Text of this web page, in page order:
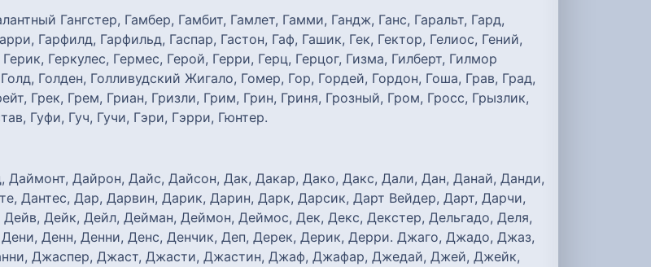
Гангстер, Гамбер, Гамбит, Гамлет, Гамми, Гандж, Ганс, Гаральт, Гард,
Гарфилд, Гарфильд, Гаспар, Гастон, Гаф, Гашик, Гек, Гектор, Гелиос, Гений,
Геркулес, Гермес, Герой, Герри, Герц, Герцог, Гизма, Гилберт, Гилмор
Голден, Голливудский Жигало, Гомер, Гор, Гордей, Гордон, Гоша, Грав, Град,
Грек, Грем, Гриан, Гризли, Грим, Грин, Гриня, Грозный, Гром, Гросс, Грызлик,
Гуфи, Гуч, Гучи, Гэри, Гэрри, Гюнтер.
Дайрон, Дайс, Дайсон, Дак, Дакар, Дако, Дакс, Дали, Дан, Данай, Данди,
Дантес, Дар, Дарвин, Дарик, Дарин, Дарк, Дарсик, Дарт Вейдер, Дарт, Дарчи,
Дейк, Дейл, Дейман, Деймон, Деймос, Дек, Декс, Декстер, Дельгадо, Деля,
Денн, Денни, Денс, Денчик, Деп, Дерек, Дерик, Дерри. Джаго, Джадо, Джаз,
Джаспер, Джаст, Джасти, Джастин, Джаф, Джафар, Джедай, Джей, Джейк,